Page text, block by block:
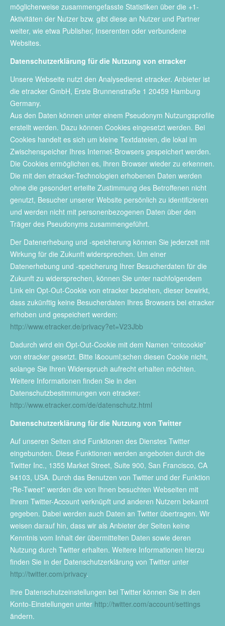
möglicherweise zusammengefasste Statistiken über die +1-
Aktivitäten der Nutzer bzw. gibt diese an Nutzer und Partner
weiter, wie etwa Publisher, Inserenten oder verbundene
Websites.
Datenschutzerklärung für die Nutzung von etracker
Unsere Webseite nutzt den Analysedienst etracker. Anbieter ist
die etracker GmbH, Erste Brunnenstraße 1 20459 Hamburg
Germany.
Aus den Daten können unter einem Pseudonym Nutzungsprofile
erstellt werden. Dazu können Cookies eingesetzt werden. Bei
Cookies handelt es sich um kleine Textdateien, die lokal im
Zwischenspeicher Ihres Internet-Browsers gespeichert werden.
Die Cookies ermöglichen es, Ihren Browser wieder zu erkennen.
Die mit den etracker-Technologien erhobenen Daten werden
ohne die gesondert erteilte Zustimmung des Betroffenen nicht
genutzt, Besucher unserer Website persönlich zu identifizieren
und werden nicht mit personenbezogenen Daten über den
Träger des Pseudonyms zusammengeführt.
Der Datenerhebung und -speicherung können Sie jederzeit mit
Wirkung für die Zukunft widersprechen. Um einer
Datenerhebung und -speicherung Ihrer Besucherdaten für die
Zukunft zu widersprechen, können Sie unter nachfolgendem
Link ein Opt-Out-Cookie von etracker beziehen, dieser bewirkt,
dass zukünftig keine Besucherdaten Ihres Browsers bei etracker
erhoben und gespeichert werden:
http://www.etracker.de/privacy?et=V23Jbb
Dadurch wird ein Opt-Out-Cookie mit dem Namen “cntcookie”
von etracker gesetzt. Bitte l&oouml;schen diesen Cookie nicht,
solange Sie Ihren Widerspruch aufrecht erhalten möchten.
Weitere Informationen finden Sie in den
Datenschutzbestimmungen von etracker:
http://www.etracker.com/de/datenschutz.html
Datenschutzerklärung für die Nutzung von Twitter
Auf unseren Seiten sind Funktionen des Dienstes Twitter
eingebunden. Diese Funktionen werden angeboten durch die
Twitter Inc., 1355 Market Street, Suite 900, San Francisco, CA
94103, USA. Durch das Benutzen von Twitter und der Funktion
“Re-Tweet” werden die von Ihnen besuchten Webseiten mit
Ihrem Twitter-Account verknüpft und anderen Nutzern bekannt
gegeben. Dabei werden auch Daten an Twitter übertragen. Wir
weisen darauf hin, dass wir als Anbieter der Seiten keine
Kenntnis vom Inhalt der übermittelten Daten sowie deren
Nutzung durch Twitter erhalten. Weitere Informationen hierzu
finden Sie in der Datenschutzerklärung von Twitter unter
http://twitter.com/privacy.
Ihre Datenschutzeinstellungen bei Twitter können Sie in den
Konto-Einstellungen unter http://twitter.com/account/settings
ändern.